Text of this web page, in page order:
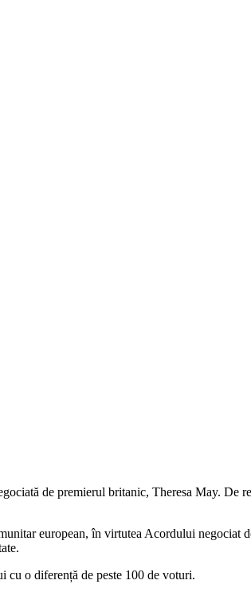
de premierul britanic, Theresa May.
european, în virtutea Acordului negociat
cu o diferență de peste 100 de voturi.